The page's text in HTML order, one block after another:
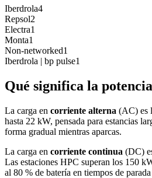
Iberdrola4
Repsol2
Electra1
Monta1
Non-networked1
Iberdrola | bp pulse1
Qué significa la
La carga en corriente alterna (AC) es
hasta 22 kW, pensada para estancias
forma gradual mientras aparcas.
La carga en corriente continua (DC)
Las estaciones HPC superan los 150
al 80 % de batería en tiempos de